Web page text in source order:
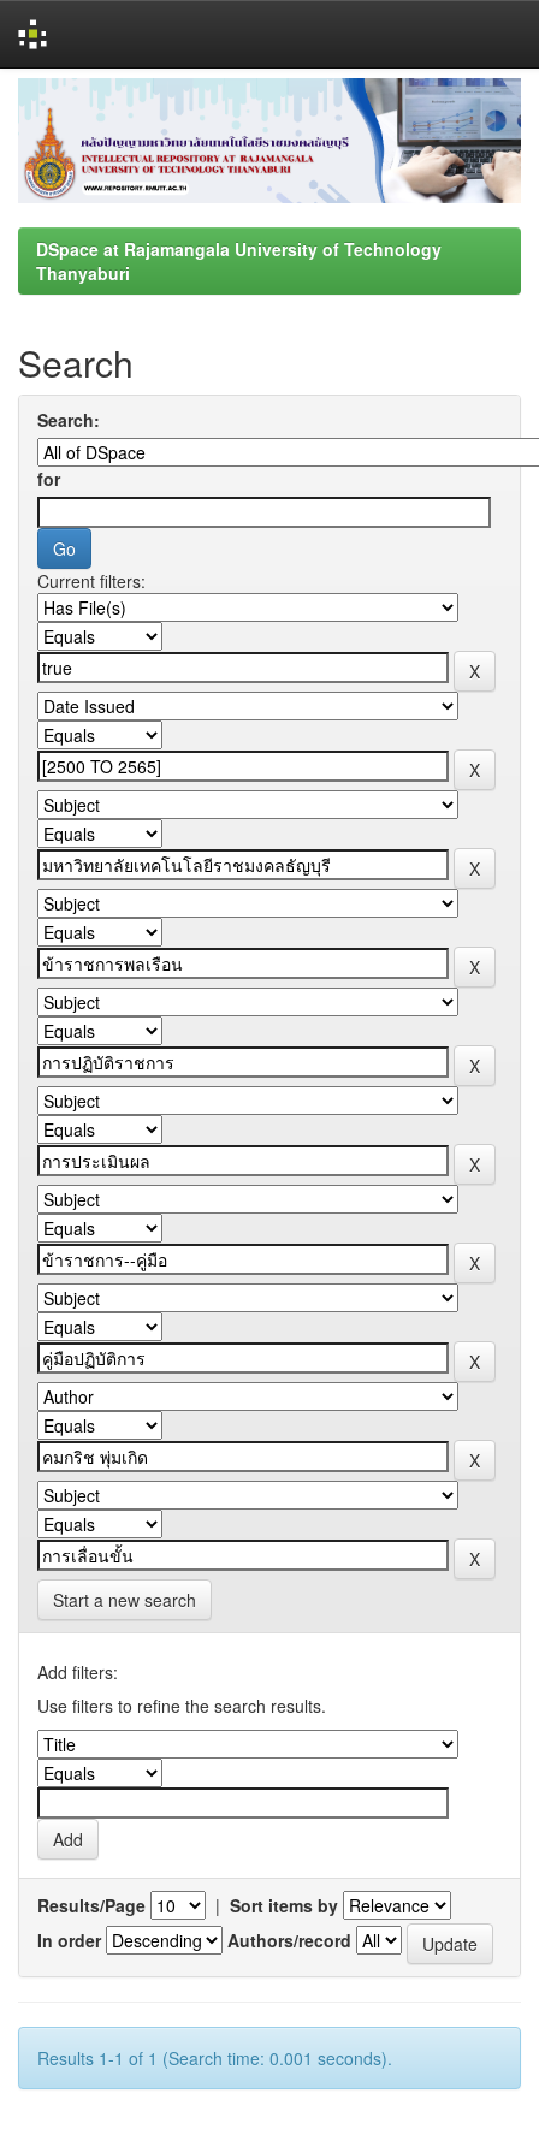
navigation
DSpace at Rajamangala University of Technology
Thanyaburi
Search
Search:
for
Current filters:
Start a new search
Add filters:
Use filters to refine the search results.
Results/Page | Sort items by
In order
Authors/record
Results 1-1 of 1 (Search time: 0.001 seconds).